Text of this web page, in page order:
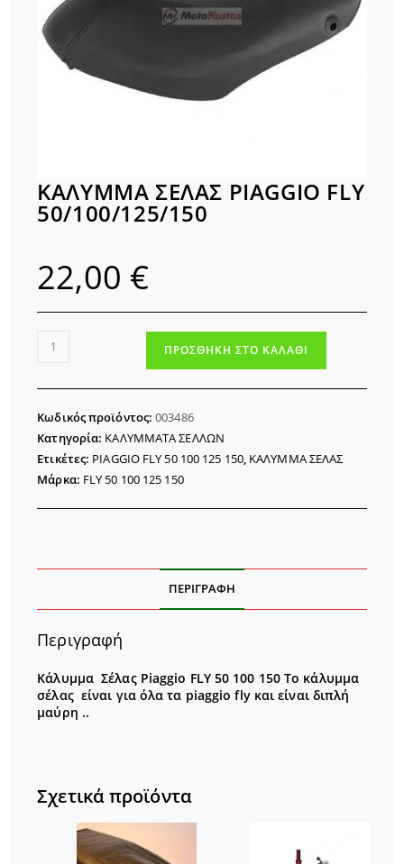
ΚΑΛΥΜΜΑ ΣΕΛΑΣ PIAGGIO FLY
50/100/125/150
22,00 €
ΚΑΛΥΜΜΑ
PIAGGIO
50/100/125/150
ποσότητα
ΠΡΟΣΘΉΚΗ ΣΤΟ ΚΑΛΆΘΙ
Κωδικός προϊόντος:003486
Κατηγορία: ΚΑΛΥΜΜΑΤΑ ΣΕΛΛΩΝ
Ετικέτες: PIAGGIO FLY 50 100 125 150, ΚΑΛΥΜΜΑ ΣΕΛΑΣ
Μάρκα: FLY 50 100 125 150
ΠΕΡΙΓΡΑΦΉ
Περιγραφή
Κάλυμμα Σέλας Piaggio FLY 50 100 150 Το κάλυμμα
σέλας είναι για όλα τα piaggio fly και είναι διπλή
μαύρη ..
Σχετικά προϊόντα